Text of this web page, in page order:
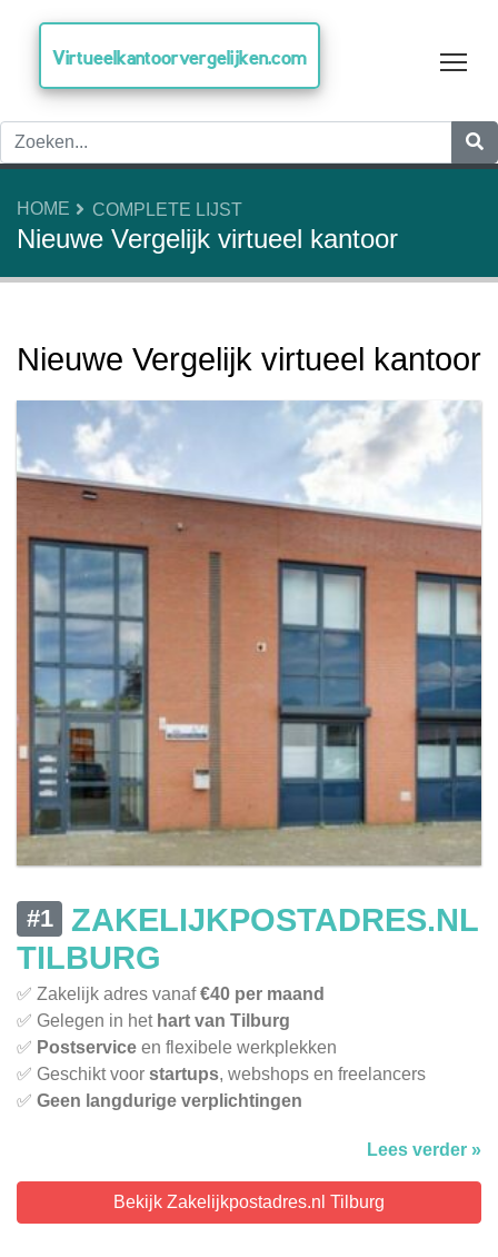
Virtueelkantoorvergelijken.com
HOME COMPLETE LIJST
Nieuwe Vergelijk virtueel kantoor
Nieuwe Vergelijk virtueel kantoor
#1
ZAKELIJKPOSTADRES.NL
TILBURG
✅ Zakelijk adres vanaf€40 per maand
✅ Gelegen in hethart van Tilburg
✅ Postservice en flexibele werkplekken
✅ Geschikt voor startups, webshops en freelancers
✅ Geen langdurige verplichtingen
Lees verder »
Bekijk Zakelijkpostadres.nl Tilburg